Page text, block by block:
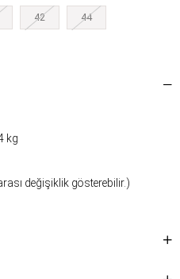
42 44
kg
değişiklik gösterebilir.)